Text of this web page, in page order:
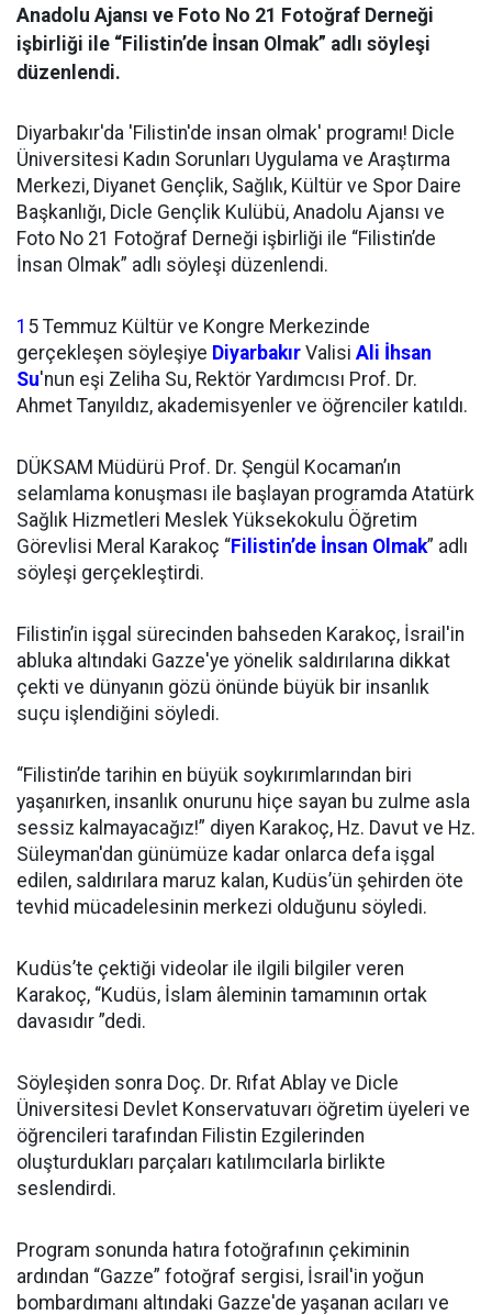
Anadolu Ajansı ve Foto No 21 Fotoğraf Derneği
işbirliği ile “Filistin’de İnsan Olmak” adlı söyleşi
düzenlendi.
Diyarbakır'da 'Filistin'de insan olmak' programı! Dicle
Üniversitesi Kadın Sorunları Uygulama ve Araştırma
Merkezi, Diyanet Gençlik, Sağlık, Kültür ve Spor Daire
Başkanlığı, Dicle Gençlik Kulübü, Anadolu Ajansı ve
Foto No 21 Fotoğraf Derneği işbirliği ile “Filistin’de
İnsan Olmak” adlı söyleşi düzenlendi.
1 5 Temmuz Kültür ve Kongre Merkezinde
gerçekleşen söyleşiye Diyarbakır Valisi Ali İhsan
Su'nun eşi Zeliha Su, Rektör Yardımcısı Prof. Dr.
Ahmet Tanyıldız, akademisyenler ve öğrenciler katıldı.
DÜKSAM Müdürü Prof. Dr. Şengül Kocaman’ın
selamlama konuşması ile başlayan programda Atatürk
Sağlık Hizmetleri Meslek Yüksekokulu Öğretim
Görevlisi Meral Karakoç “Filistin’de İnsan Olmak” adlı
söyleşi gerçekleştirdi.
Filistin’in işgal sürecinden bahseden Karakoç, İsrail'in
abluka altındaki Gazze'ye yönelik saldırılarına dikkat
çekti ve dünyanın gözü önünde büyük bir insanlık
suçu işlendiğini söyledi.
“Filistin’de tarihin en büyük soykırımlarından biri
yaşanırken, insanlık onurunu hiçe sayan bu zulme asla
sessiz kalmayacağız!” diyen Karakoç, Hz. Davut ve Hz.
Süleyman'dan günümüze kadar onlarca defa işgal
edilen, saldırılara maruz kalan, Kudüs’ün şehirden öte
tevhid mücadelesinin merkezi olduğunu söyledi.
Kudüs’te çektiği videolar ile ilgili bilgiler veren
Karakoç, “Kudüs, İslam âleminin tamamının ortak
davasıdır ”dedi.
Söyleşiden sonra Doç. Dr. Rıfat Ablay ve Dicle
Üniversitesi Devlet Konservatuvarı öğretim üyeleri ve
öğrencileri tarafından Filistin Ezgilerinden
oluşturdukları parçaları katılımcılarla birlikte
seslendirdi.
Program sonunda hatıra fotoğrafının çekiminin
ardından “Gazze” fotoğraf sergisi, İsrail'in yoğun
bombardımanı altındaki Gazze'de yaşanan acıları ve